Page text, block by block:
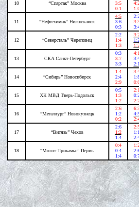
10 “Спартак” Москва
3:5
0:1
11 “Нефтехимик” Нижнекамск
4:5
3:6
0:3
12 “Северсталь” Череповец
2:2
1:4
1:3
13 СКА Санкт-Петербург
0:3
3:7
3:3
14 “Сибирь” Новосибирск
1:4
2:4
2:9
15 ХК МВД Тверь-Подольск
0:5
1:3
1:2
16 “Металлург” Новокузнецк
2:6
1:2
0:2
17 “Витязь” Чехов
2:6
1:2
1:4
18 “Молот-Прикамье” Пермь
0:4
0:4
1:4